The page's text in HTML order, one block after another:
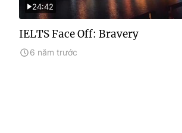
24:42
IELTS Face Off: Bravery
6 năm trước